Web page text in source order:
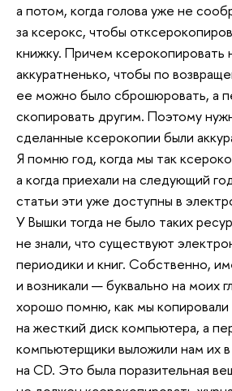
а потом, когда голова уже не
за ксерокс, чтобы
книжку. Причем ксерокопировать
аккуратненько, чтобы по
ее можно было сброшюровать, а
скопировать другим. Поэтому
сделанные ксерокопии были
Я помню год, когда мы так
а когда приехали на следующий
статьи эти уже доступны в
У Вышки тогда не было таких
не знали, что существуют
периодики и книг. Собственно,
и возникали — буквально на моих
хорошо помню, как мы копировали
на жесткий диск компьютера, а
компьютерщики выложили нам их
на CD. Это была поразительная